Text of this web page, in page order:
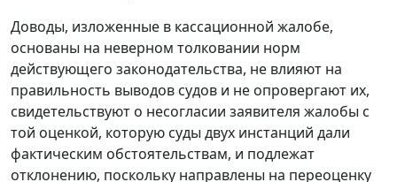
Доводы, изложенные в кассационной жалобе,
основаны на неверном толковании норм
действующего законодательства, не влияют на
правильность выводов судов и не опровергают их,
свидетельствуют о несогласии заявителя жалобы с
той оценкой, которую суды двух инстанций дали
фактическим обстоятельствам, и подлежат
отклонению, поскольку направлены на переоценку